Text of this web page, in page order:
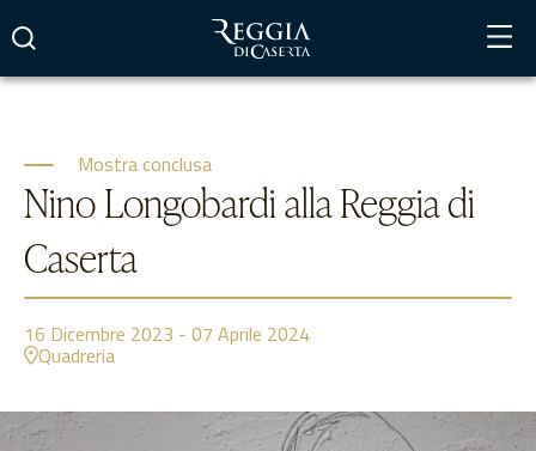
contenuto
Mostra conclusa
Nino Longobardi alla Reggia di
Caserta
16 Dicembre 2023 - 07 Aprile 2024
Quadreria